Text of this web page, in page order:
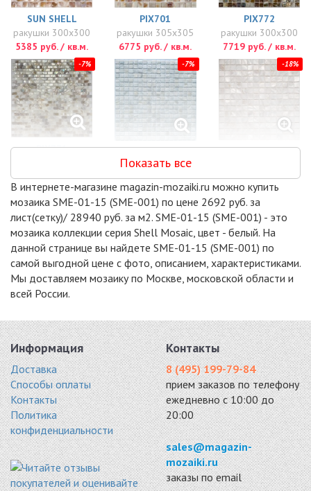
SUN SHELL
ракушки 300x300
5385 руб. / кв.м.
PIX701
ракушки 305x305
6775 руб. / кв.м.
PIX772
ракушки 300x300
7719 руб. / кв.м.
-7%
PIX771
7719 руб. / кв.м.
-7%
PIX769
ракушки 300x300
7998 руб. / кв.м.
-18%
MOON SHELL
8838 руб. / кв.м.
-7%
PIX773
ракушки 300x300
NATURAL SHELL
WHITE SHELL 20
-7%
PIX702
ракушки 305x305
10193 руб. / кв.м.
-7%
PIX754
ракушки 285x295
11448 руб. / кв.м.
-15%
WHITE SHELL
ракушки 305x305
11475 руб. / кв.м.
-15% -7% -7%
Показать все
В интернете-магазине magazin-mozaiki.ru можно купить
мозаика SME-01-15 (SME-001) по цене 2692 руб. за
лист(сетку)/ 28940 руб. за м2. SME-01-15 (SME-001) - это
мозаика коллекции серия Shell Mosaic, цвет - белый. На
данной странице вы найдете SME-01-15 (SME-001) по
самой выгодной цене с фото, описанием, характеристиками.
Мы доставляем мозаику по Москве, московской области и
всей России.
Информация
Доставка
Способы оплаты
Контакты
Политика
конфиденциальности
Контакты
8 (495) 199-79-84
прием заказов по телефону
ежедневно с 10:00 до
20:00
sales@magazin-
mozaiki.ru
заказы по email